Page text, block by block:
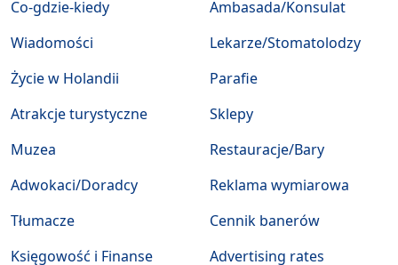
Co-gdzie-kiedy
Wiadomości
Życie w Holandii
Atrakcje turystyczne
Muzea
Ambasada/Konsulat
Lekarze/Stomatolodzy
Parafie
Sklepy
Restauracje/Bary
Adwokaci/Doradcy
Tłumacze
Księgowość i Finanse
Reklama wymiarowa
Cennik banerów
Advertising rates